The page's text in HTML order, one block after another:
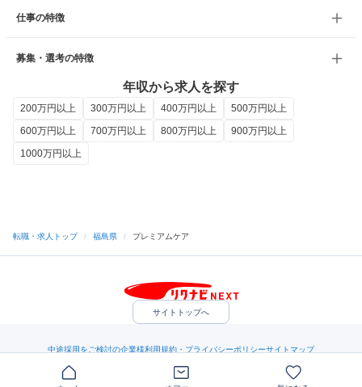
仕事の特徴
募集・選考の特徴
年収から求人を探す
200万円以上 300万円以上 400万円以上
500万円以上
600万円以上
700万円以上 800万円以上
900万円以上
1000万円以上
転職・求人トップ / 福島県 / プレミアムケア
サイトトップへ
中途採用をご検討の企業様利用規約・プライバシーポリシーサイトマップ
（C）Indeed Inc.